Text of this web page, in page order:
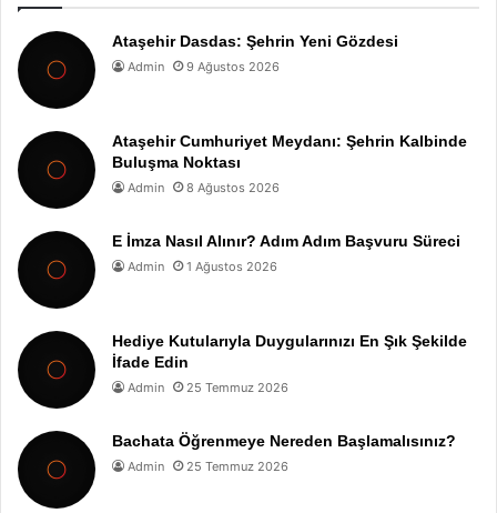
Ataşehir Dasdas: Şehrin Yeni Gözdesi
Admin 9 Ağustos 2026
Ataşehir Cumhuriyet Meydanı: Şehrin Kalbinde
Buluşma Noktası
Admin 8 Ağustos 2026
E İmza Nasıl Alınır? Adım Adım Başvuru Süreci
Admin 1 Ağustos 2026
Hediye Kutularıyla Duygularınızı En Şık Şekilde
İfade Edin
Admin 25 Temmuz 2026
Bachata Öğrenmeye Nereden Başlamalısınız?
Admin 25 Temmuz 2026